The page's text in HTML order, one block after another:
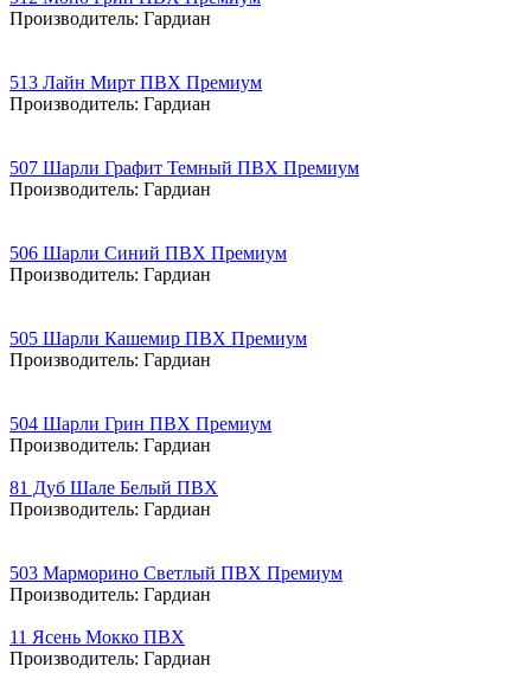
Производитель: Гардиан
513 Лайн Мирт ПВХ Премиум
Производитель: Гардиан
507 Шарли Графит Темный ПВХ Премиум
Производитель: Гардиан
506 Шарли Синий ПВХ Премиум
Производитель: Гардиан
505 Шарли Кашемир ПВХ Премиум
Производитель: Гардиан
504 Шарли Грин ПВХ Премиум
Производитель: Гардиан
81 Дуб Шале Белый ПВХ
Производитель: Гардиан
503 Марморино Светлый ПВХ Премиум
Производитель: Гардиан
11 Ясень Мокко ПВХ
Производитель: Гардиан